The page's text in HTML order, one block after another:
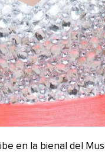
en la bienal del